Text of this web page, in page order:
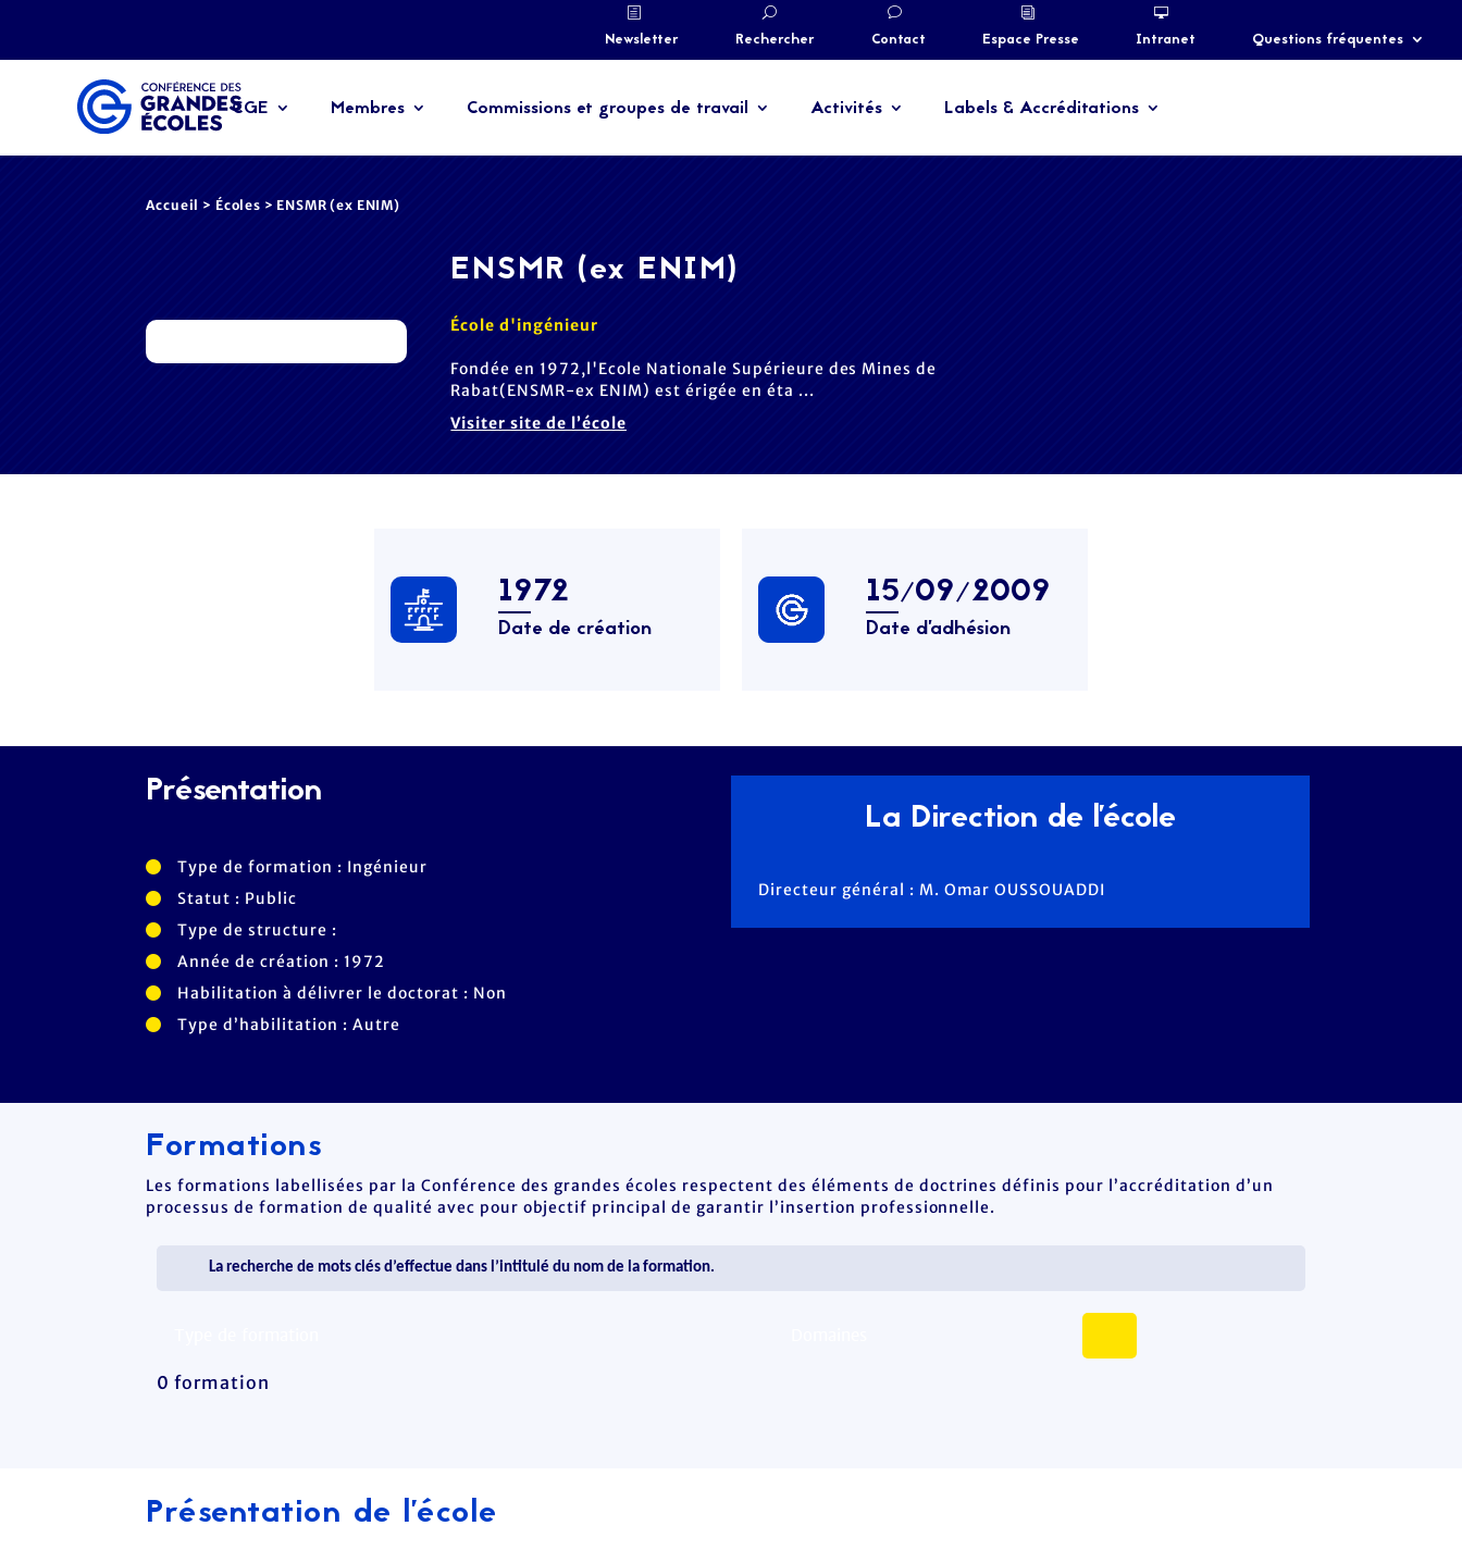
Newsletter Rechercher Contact Espace Presse Intranet Questions fréquentes
CGE Membres Commissions et groupes de travail Activités Labels & Accréditations
Accueil > Écoles > ENSMR (ex ENIM)
ENSMR (ex ENIM)
École d'ingénieur
Fondée en 1972,l'Ecole Nationale Supérieure des Mines de
Rabat(ENSMR-ex ENIM) est érigée en éta ...
Visiter site de l’école
1972
Date de création
15/09/2009
Date d’adhésion
Présentation
Type de formation : Ingénieur
Statut : Public
Type de structure :
Année de création : 1972
Habilitation à délivrer le doctorat : Non
Type d’habilitation : Autre
La Direction de l'école
Directeur général : M. Omar OUSSOUADDI
Formations
Les formations labellisées par la Conférence des grandes écoles respectent des éléments de doctrines définis pour l’accréditation d’un
processus de formation de qualité avec pour objectif principal de garantir l’insertion professionnelle.
0 formation
Présentation de l'école